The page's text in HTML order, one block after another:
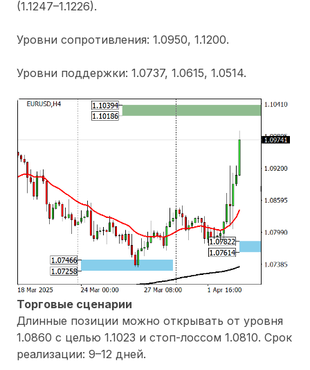
(1.1247–1.1226).
Уровни сопротивления: 1.0950, 1.1200.
Уровни поддержки: 1.0737, 1.0615, 1.0514.
Торговые сценарии
Длинные позиции можно открывать от уровня
1.0860 с целью 1.1023 и стоп-лоссом 1.0810. Срок
реализации: 9–12 дней.